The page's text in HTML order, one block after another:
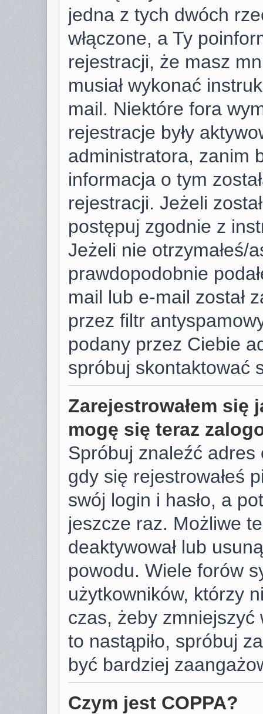
jedna z tych dwóch
włączone, a Ty
rejestracji, że masz
musiał wykonać
mail. Niektóre fora
rejestracje były
administratora, zanim
informacja o tym
rejestracji. Jeżeli
postępuj zgodnie z
Jeżeli nie otrzymałeś/
prawdopodobnie
mail lub e-mail został
przez filtr
podany przez Ciebie
spróbuj skontaktować
Zarejestrowałem się
mogę się teraz
Spróbuj znaleźć adres
gdy się rejestrowałeś
swój login i hasło, a
jeszcze raz. Możliwe
deaktywował lub
powodu. Wiele forów
użytkowników, którzy
czas, żeby
to nastąpiło, spróbuj
być bardziej
Czym jest COPPA?